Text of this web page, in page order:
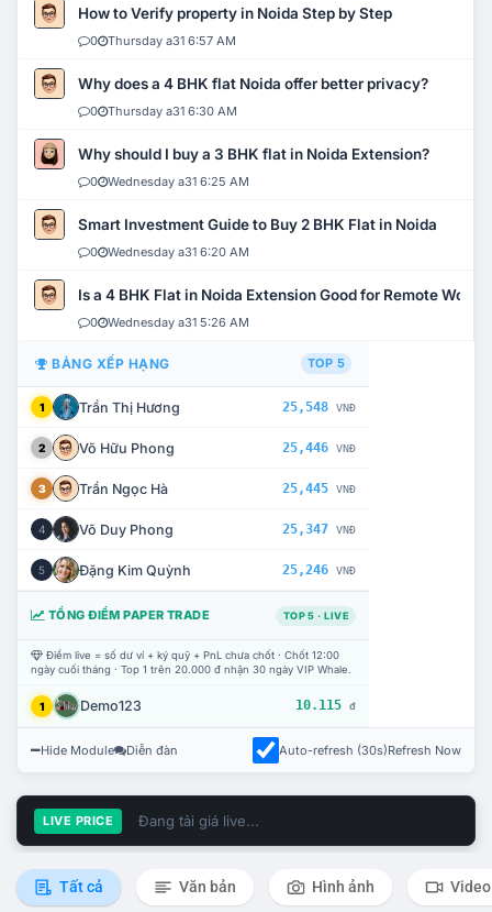
How to Verify property in Noida Step by Step
0 Thursday a31 6:57 AM
Why does a 4 BHK flat Noida offer better privacy?
0 Thursday a31 6:30 AM
Why should I buy a 3 BHK flat in Noida Extension?
0 Wednesday a31 6:25 AM
Smart Investment Guide to Buy 2 BHK Flat in Noida
0 Wednesday a31 6:20 AM
Is a 4 BHK Flat in Noida Extension Good for Remote Work?
0 Wednesday a31 5:26 AM
BẢNG XẾP HẠNG TOP 5
1 Trần Thị Hương 25,548 VNĐ
2 Võ Hữu Phong 25,446 VNĐ
3 Trần Ngọc Hà 25,445 VNĐ
4 Võ Duy Phong 25,347 VNĐ
5 Đặng Kim Quỳnh 25,246 VNĐ
TỔNG ĐIỂM PAPER TRADE TOP 5 · LIVE
Điểm live = số dư ví + ký quỹ + PnL chưa chốt · Chốt 12:00
ngày cuối tháng · Top 1 trên 20.000 đ nhận 30 ngày VIP Whale.
1 Demo123 10.115 đ
Hide Module Diễn đàn Auto-refresh (30s)Refresh Now
LIVE PRICE Đang tải giá live...
Tất cả Văn bản Hình ảnh Video